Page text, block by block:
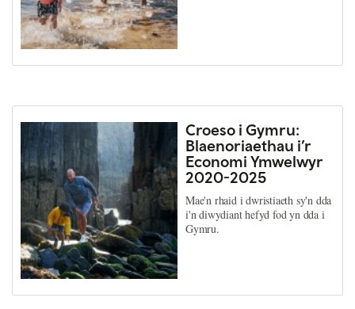
Croeso i Gymru:
Blaenoriaethau i’r
Economi Ymwelwyr
2020-2025
Mae'n rhaid i dwristiaeth sy'n dda
i'n diwydiant hefyd fod yn dda i
Gymru.